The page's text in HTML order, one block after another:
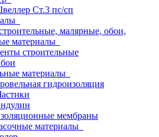
Ст.3 пс/сп
малярные, обои,
материалы
строительные
материалы
гидроизоляция
мембраны
материалы